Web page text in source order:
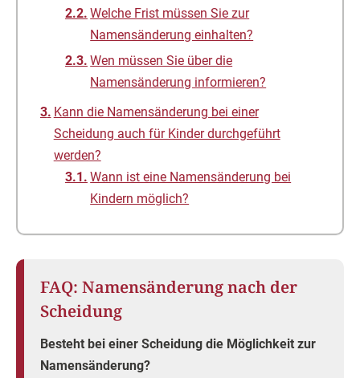
Welche Frist müssen Sie zur
Namensänderung einhalten?
Wen müssen Sie über die
Namensänderung informieren?
Kann die Namensänderung bei einer
Scheidung auch für Kinder durchgeführt
werden?
Wann ist eine Namensänderung bei
Kindern möglich?
FAQ: Namensänderung nach der
Scheidung
Besteht bei einer Scheidung die Möglichkeit zur
Namensänderung?